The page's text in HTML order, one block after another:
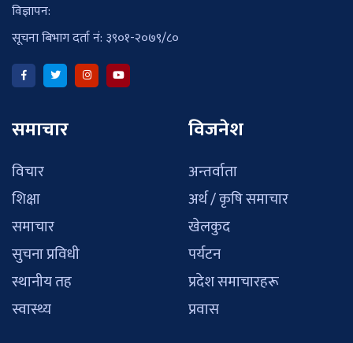
विज्ञापन:
सूचना बिभाग दर्ता नं: ३९०१-२०७९/८०
समाचार
विचार
शिक्षा
समाचार
सुचना प्रविधी
स्थानीय तह
स्वास्थ्य
विजनेश
अन्तर्वाता
अर्थ / कृषि समाचार
खेलकुद
पर्यटन
प्रदेश समाचारहरू
प्रवास